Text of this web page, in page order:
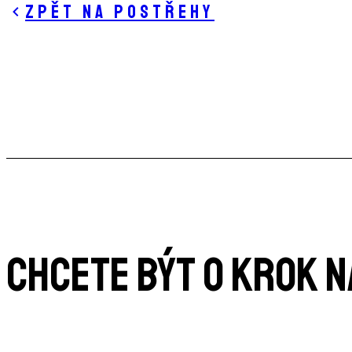
Zpět na postřehy
CHCETE BÝT O KROK